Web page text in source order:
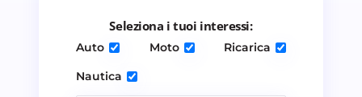
Invia commento
Seleziona i tuoi interessi:
Auto Moto
Ricarica
Nautica